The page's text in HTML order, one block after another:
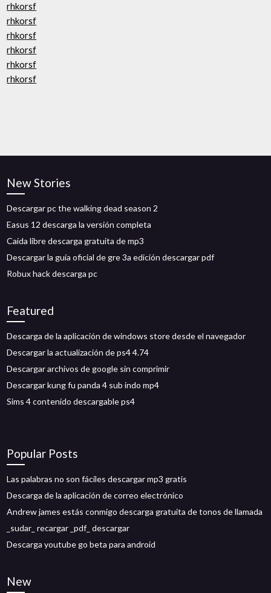
rhkorsf
rhkorsf
rhkorsf
rhkorsf
rhkorsf
rhkorsf
New Stories
Descargar pc the walking dead season 2
Easus 12 descarga la versión completa
Caída libre descarga gratuita de mp3
Descargar la guía oficial de gre 3a edición descargar pdf
Robux hack descarga pc
Featured
Descarga de la aplicación de windows store desde el navegador
Descargar la actualización de ps4 4.74
Descargar archivos de google sin comprimir
Descargar kung fu panda 4 sub indo mp4
Sims 4 contenido descargable ps4
Popular Posts
Las palabras no son fáciles descargar mp3 gratis
Descarga de la aplicación de correo electrónico
Andrew james estás conmigo descarga gratuita de tonos de llamada
_sudar_ recargar _pdf_ descargar
Descarga youtube go beta para android
New